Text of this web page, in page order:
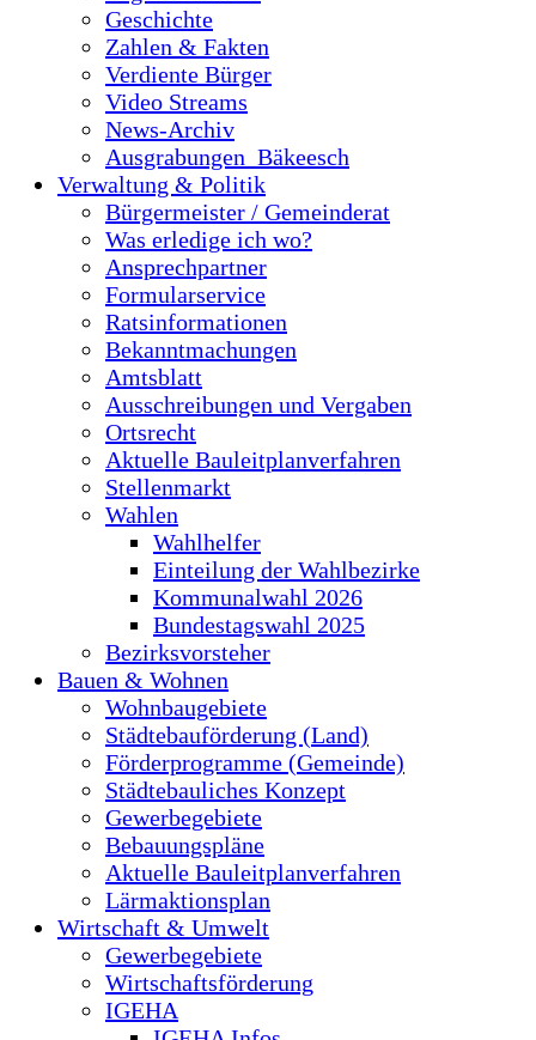
Geschichte
Zahlen & Fakten
Verdiente Bürger
Video Streams
News-Archiv
Ausgrabungen_Bäkeesch
Verwaltung & Politik
Bürgermeister / Gemeinderat
Was erledige ich wo?
Ansprechpartner
Formularservice
Ratsinformationen
Bekanntmachungen
Amtsblatt
Ausschreibungen und Vergaben
Ortsrecht
Aktuelle Bauleitplanverfahren
Stellenmarkt
Wahlen
Wahlhelfer
Einteilung der Wahlbezirke
Kommunalwahl 2026
Bundestagswahl 2025
Bezirksvorsteher
Bauen & Wohnen
Wohnbaugebiete
Städtebauförderung (Land)
Förderprogramme (Gemeinde)
Städtebauliches Konzept
Gewerbegebiete
Bebauungspläne
Aktuelle Bauleitplanverfahren
Lärmaktionsplan
Wirtschaft & Umwelt
Gewerbegebiete
Wirtschaftsförderung
IGEHA